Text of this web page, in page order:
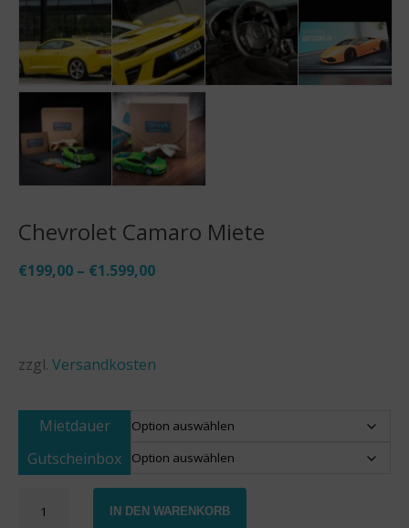
Chevrolet Camaro Miete
€199,00 – €1.599,00
zzgl. Versandkosten
Mietdauer
Gutscheinbox
Camaro
IN DEN WARENKORB